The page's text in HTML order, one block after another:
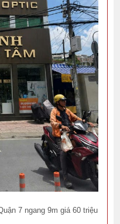
7 ngang 9m giá 60 triệu